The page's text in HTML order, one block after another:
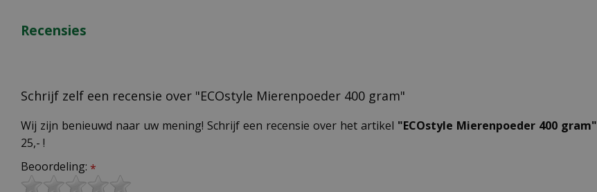
Recensies
Schrijf zelf een recensie over "ECOstyle Mierenpoeder 400 gram"
Wij zijn benieuwd naar uw mening! Schrijf een recensie over het artikel "ECOstyle Mierenpoeder 400 gram"
25,- !
Beoordeling: *